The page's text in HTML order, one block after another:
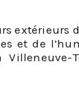
extérieurs
et de